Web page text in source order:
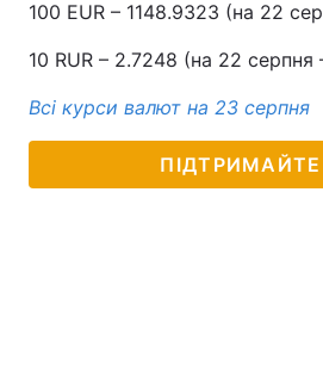
100 EUR – 1148.9323 (на 22
10 RUR – 2.7248 (на 22 серпня
Всі курси валют на 23 серпня